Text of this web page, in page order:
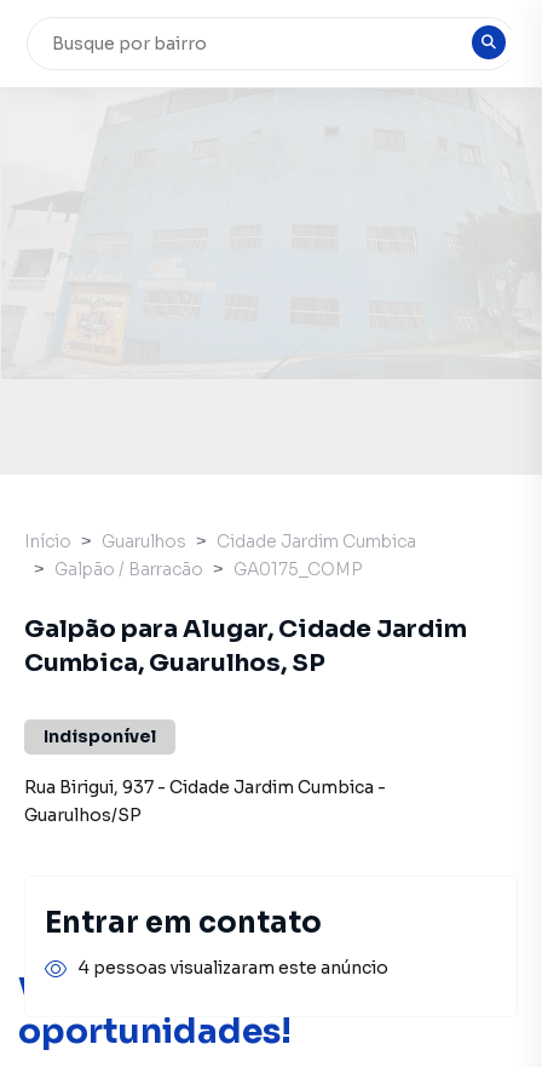
Você pode encontrar novas
oportunidades!
Início Guarulhos
Cidade Jardim Cumbica
Galpão / Barracão
GA0175_COMP
Galpão para Alugar, Cidade Jardim
Cumbica, Guarulhos, SP
Indisponível
Rua Birigui, 937 - Cidade Jardim Cumbica -
Guarulhos/SP
Entrar em contato
4 pessoas visualizaram este anúncio